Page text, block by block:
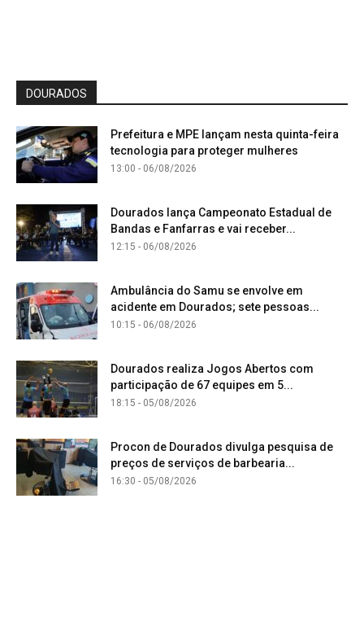
DOURADOS
Prefeitura e MPE lançam nesta quinta-feira
tecnologia para proteger mulheres
13:00 - 06/08/2026
Dourados lança Campeonato Estadual de
Bandas e Fanfarras e vai receber...
12:15 - 06/08/2026
Ambulância do Samu se envolve em
acidente em Dourados; sete pessoas...
10:15 - 06/08/2026
Dourados realiza Jogos Abertos com
participação de 67 equipes em 5...
18:15 - 05/08/2026
Procon de Dourados divulga pesquisa de
preços de serviços de barbearia...
16:30 - 05/08/2026